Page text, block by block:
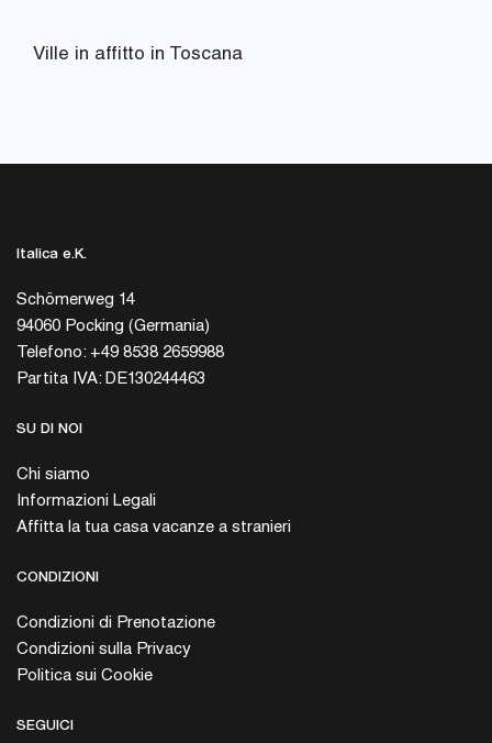
Ville in affitto in Toscana
Italica e.K.
Schömerweg 14
94060 Pocking (Germania)
Telefono: +49 8538 2659988
Partita IVA: DE130244463
SU DI NOI
Chi siamo
Informazioni Legali
Affitta la tua casa vacanze a stranieri
CONDIZIONI
Condizioni di Prenotazione
Condizioni sulla Privacy
Politica sui Cookie
SEGUICI